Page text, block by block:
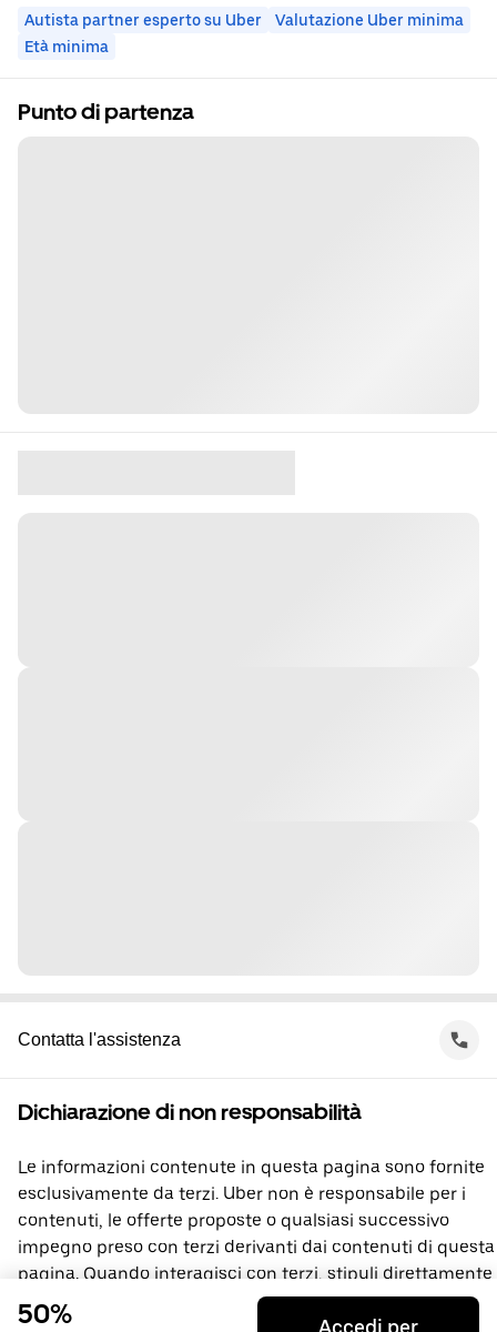
Autista partner esperto su Uber
Valutazione Uber minima
Età minima
Punto di partenza
Contatta l'assistenza
Dichiarazione di non responsabilità
Le informazioni contenute in questa pagina sono fornite
esclusivamente da terzi. Uber non è responsabile per i
contenuti, le offerte proposte o qualsiasi successivo
impegno preso con terzi derivanti dai contenuti di questa
pagina. Quando interagisci con terzi, stipuli direttamente
un contratto di cui Uber non costituisce parte. In caso di
domande, contatta direttamente la terza parte
50% Accedi per